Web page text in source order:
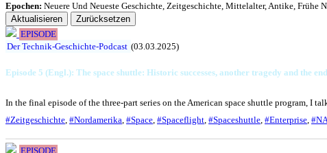
Epochen: Neuere Und Neueste Geschichte, Zeitgeschichte, Mittelalter,Antike, Frühe
Aktualisieren
Zurücksetzen
EPISODE
Der Technik-Geschichte-Podcast (03.03.2025)
Episode 5 (Engl.): The space shuttle: Historic successes, another tragedy and the end
In the final episode of the three-part series on the American space shuttle program, I
#Zeitgeschichte, #Nordamerika, #Space, #Spaceflight, #Spaceshuttle, #Enterprise,